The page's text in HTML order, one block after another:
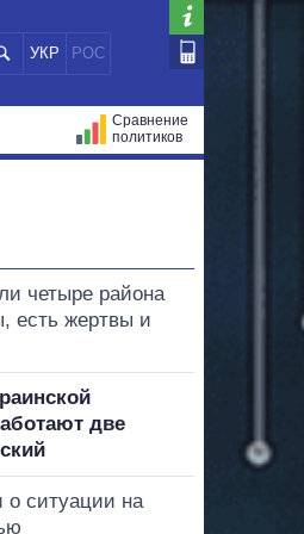
УКР РОС
Сравнение
политиков
четыре района
есть жертвы и
две
о ситуации на